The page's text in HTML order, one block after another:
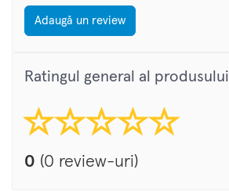
Adaugă un review
Ratingul general al produsului
0 (0 review-uri)